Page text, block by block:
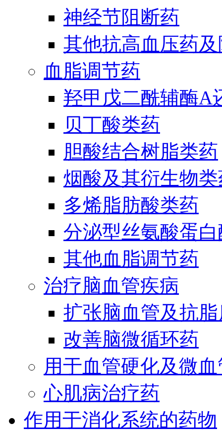
神经节阻断药
其他抗高血压药
血脂调节药
羟甲戊二酰辅酶A
贝丁酸类药
胆酸结合树脂类药
烟酸及其衍生物
多烯脂肪酸类药
分泌型丝氨酸蛋
其他血脂调节药
治疗脑血管疾病
扩张脑血管及抗
改善脑微循环药
用于血管硬化及微
心肌病治疗药
作用于消化系统的药物